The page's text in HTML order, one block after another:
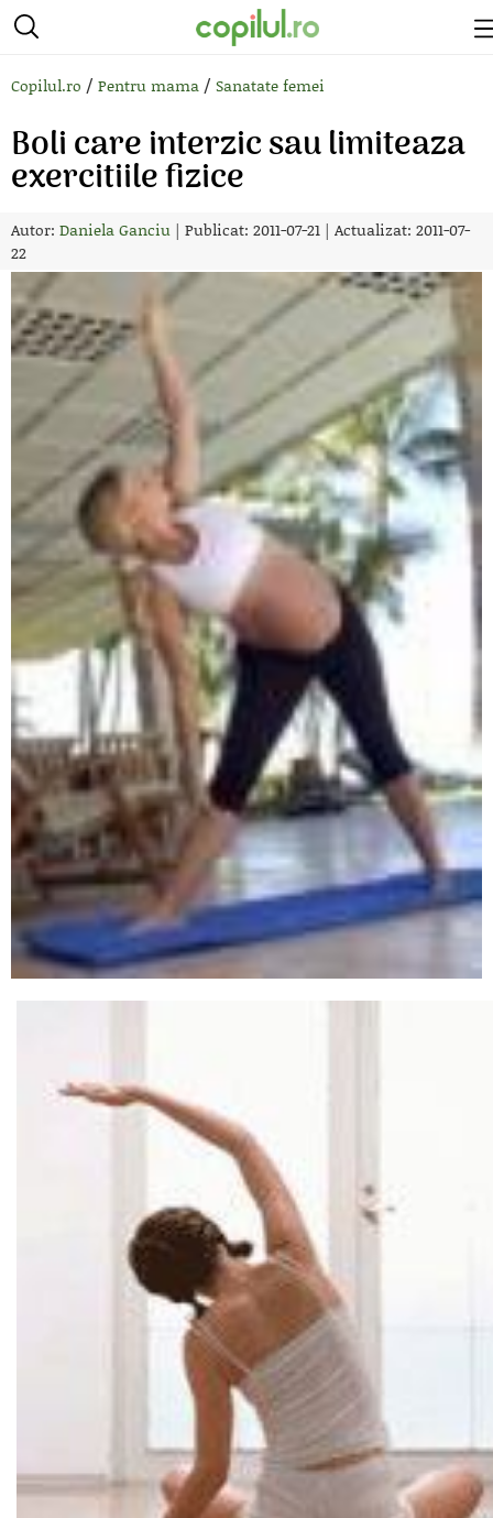
Copilul.ro / Pentru mama / Sanatate femei
Boli care interzic sau limiteaza
exercitiile fizice
Autor: Daniela Ganciu | Publicat: 2011-07-21 | Actualizat: 2011-07-
22